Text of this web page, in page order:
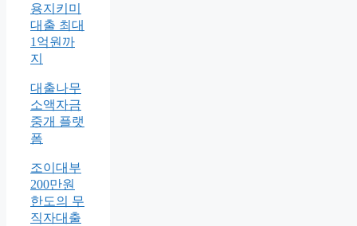
용지키미
대출 최대
1억원까
지
대출나무
소액자금
중개 플랫
폼
조이대부
200만원
한도의 무
직자대출